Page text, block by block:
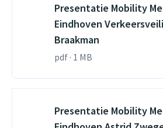
Presentatie Mobility
Eindhoven
Braakman
pdf · 1 MB
Presentatie Mobility